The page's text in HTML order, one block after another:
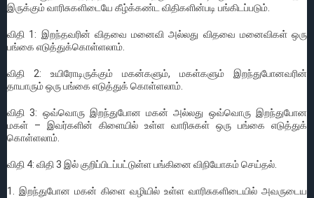
இருக்கும் வாரிசுகளிடையே கீழ்க்கண்ட விதிகளின்படி பங்கிடப்படும்.
விதி 1: இறந்தவரின் விதவை மனைவி அல்லது விதவை மனைவிகள் ஒரு
பங்கை எடுத்துக்கொள்ளலாம்.
விதி 2: உயிரோடிருக்கும் மகன்களும், மகள்களும் இறந்துபோனவரின்
தாயாரும் ஒரு பங்கை எடுத்துக் கொள்ளலாம்.
விதி 3: ஒவ்வொரு இறந்துபோன மகன் அல்லது ஒவ்வொரு இறந்துபோன
மகள் – இவர்களின் கிளையில் உள்ள வாரிசுகள் ஒரு பங்கை எடுத்துக்
கொள்ளலாம்.
விதி 4: விதி 3 இல் குறிப்பிடப்பட்டுள்ள பங்கினை விநியோகம் செய்தல்.
1. இறந்துபோன மகன் கிளை வழியில் உள்ள வாரிசுகளிடையில் அவருடைய